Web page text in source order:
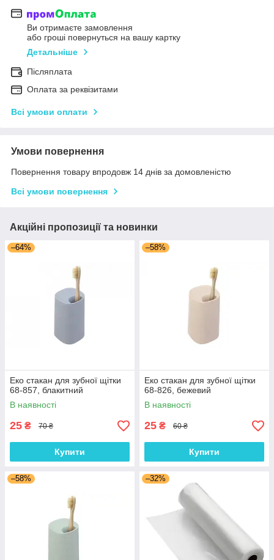
Ви отримаєте замовлення
або гроші повернуться на вашу картку
Детальніше
Післяплата
Оплата за реквізитами
Всі умови оплати
Умови повернення
Повернення товару впродовж 14 днів за домовленістю
Всі умови повернення
Акційні пропозиції та новинки
–64%
Еко стакан для зубної щітки
68-857, блакитний
В наявності
25 ₴ 70 ₴
Купити
–58%
Еко стакан для зубної щітки
68-826, бежевий
В наявності
25 ₴ 60 ₴
Купити
–58% –32%